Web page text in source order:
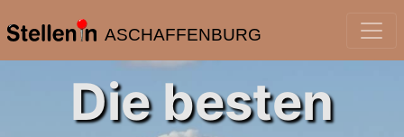
ASCHAFFENBURG
Die besten